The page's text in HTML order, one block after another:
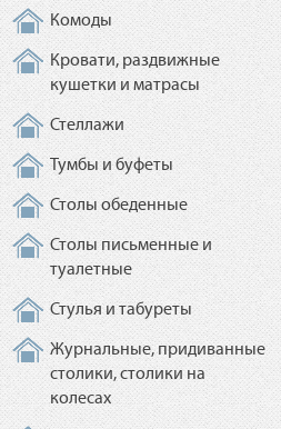
Комоды
Кровати, раздвижные
кушетки и матрасы
Стеллажи
Тумбы и буфеты
Столы обеденные
Столы письменные и
туалетные
Стулья и табуреты
Журнальные, придиванные
столики, столики на
колесах